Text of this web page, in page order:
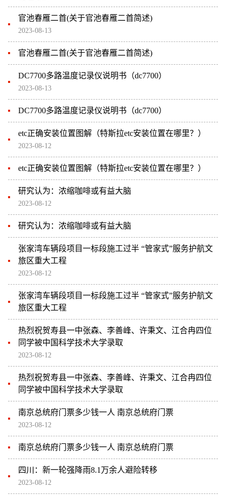
官池春雁二首(关于官池春雁二首简述)
2023-08-13
官池春雁二首(关于官池春雁二首简述)
DC7700多路温度记录仪说明书（dc7700）
2023-08-13
DC7700多路温度记录仪说明书（dc7700）
etc正确安装位置图解（特斯拉etc安装位置在哪里？）
2023-08-12
etc正确安装位置图解（特斯拉etc安装位置在哪里？）
研究认为：浓缩咖啡或有益大脑
2023-08-12
研究认为：浓缩咖啡或有益大脑
张家湾车辆段项目一标段施工过半 “管家式”服务护航文
旅区重大工程
2023-08-12
张家湾车辆段项目一标段施工过半 “管家式”服务护航文
旅区重大工程
热烈祝贺寿县一中张森、李善峰、许秉文、江合冉四位
同学被中国科学技术大学录取
2023-08-12
热烈祝贺寿县一中张森、李善峰、许秉文、江合冉四位
同学被中国科学技术大学录取
南京总统府门票多少钱一人 南京总统府门票
2023-08-12
南京总统府门票多少钱一人 南京总统府门票
四川：新一轮强降雨8.1万余人避险转移
2023-08-12